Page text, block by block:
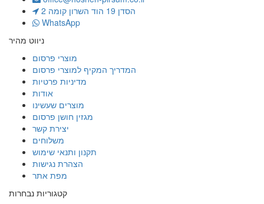
הסדן 19 הוד השרון קומה 2
WhatsApp
ניווט מהיר
מוצרי פרסום
המדריך המקיף למוצרי פרסום
מדיניות פרטיות
אודות
מוצרים שעשינו
מגזין חושן פרסום
יצירת קשר
משלוחים
תקנון ותנאי שימוש
הצהרת נגישות
מפת אתר
קטגוריות נבחרות